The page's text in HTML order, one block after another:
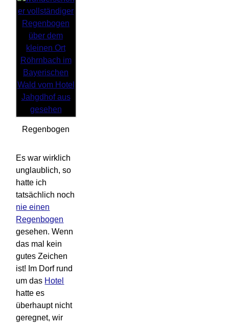
Regenbogen
Es war wirklich
unglaublich, so
hatte ich
tatsächlich noch
nie einen
Regenbogen
gesehen. Wenn
das mal kein
gutes Zeichen
ist! Im Dorf rund
um das Hotel
hatte es
überhaupt nicht
geregnet, wir